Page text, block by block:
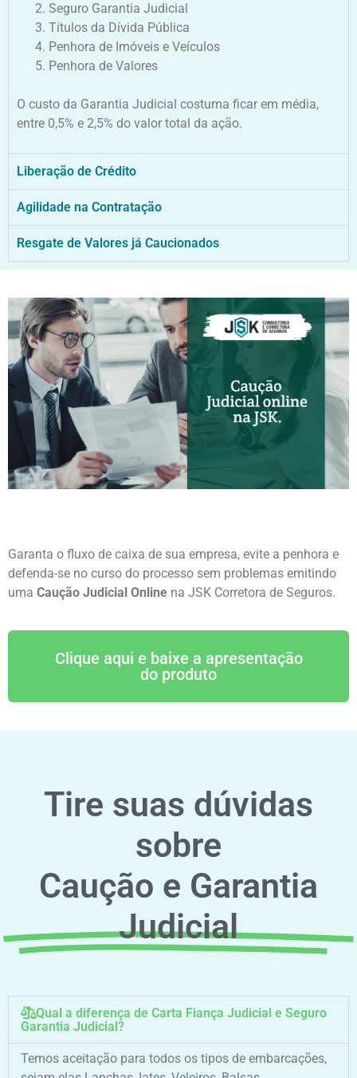
Seguro Garantia Judicial
Títulos da Dívida Pública
Penhora de Imóveis e Veículos
Penhora de Valores
O custo da Garantia Judicial costuma ficar em média,
entre 0,5% e 2,5% do valor total da ação.
Liberação de Crédito
Agilidade na Contratação
Resgate de Valores já Caucionados
Garanta o fluxo de caixa de sua empresa, evite a penhora e
defenda-se no curso do processo sem problemas emitindo
uma Caução Judicial Online na JSK Corretora de Seguros.
Clique aqui e baixe a apresentação
do produto
Tire suas dúvidas
sobre
Caução e Garantia
Judicial
Qual a diferença de Carta Fiança Judicial e Seguro
Garantia Judicial?
Temos aceitação para todos os tipos de embarcações,